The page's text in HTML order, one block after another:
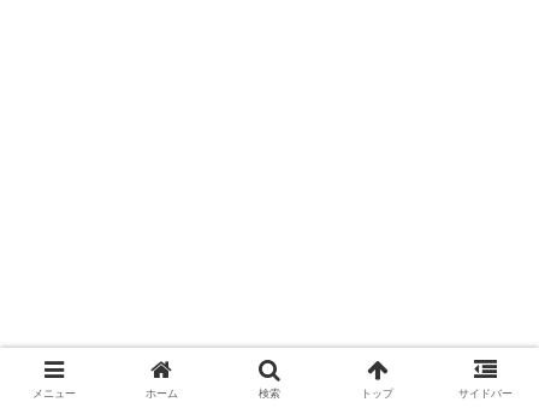
メニュー ホーム 検索 トップ サイドバー